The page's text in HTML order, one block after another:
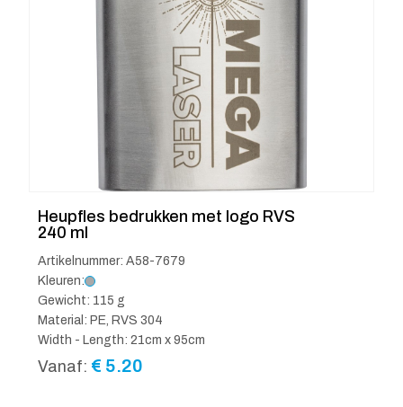
Heupfles bedrukken met logo RVS
240 ml
Artikelnummer: A58-7679
Kleuren:
Gewicht: 115 g
Material: PE, RVS 304
Width - Length: 21cm x 95cm
Vanaf: € 5.20